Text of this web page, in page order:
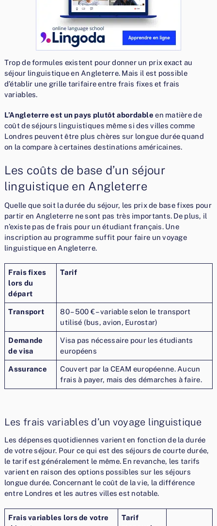
Trop de formules existent pour donner un prix exact au
séjour linguistique en Angleterre. Mais il est possible
d’établir une grille tarifaire entre frais fixes et frais
variables.
L’Angleterre est un pays plutôt abordable en matière de
coût de séjours linguistiques même si des villes comme
Londres peuvent être plus chères sur longue durée quand
on la compare à certaines destinations américaines.
Les coûts de base d’un séjour
linguistique en Angleterre
Quelle que soit la durée du séjour, les prix de base fixes pour
partir en Angleterre ne sont pas très importants. De plus, il
n’existe pas de frais pour un étudiant français. Une
inscription au programme suffit pour faire un voyage
linguistique en Angleterre.
Frais fixes
lors du
départ
Tarif
Transport
80 – 500 € – variable selon le transport
utilisé (bus, avion, Eurostar)
Demande
de visa
Visa pas nécessaire pour les étudiants
européens
Assurance
Couvert par la CEAM européenne. Aucun
frais à payer, mais des démarches à faire.
Les frais variables d’un voyage linguistique
Les dépenses quotidiennes varient en fonction de la durée
de votre séjour. Pour ce qui est des séjours de courte durée,
le tarif est généralement le même. En revanche, les tarifs
varient en raison des options possibles sur les séjours
longue durée. Concernant le coût de la vie, la différence
entre Londres et les autres villes est notable.
Frais variables lors de votre
Tarif